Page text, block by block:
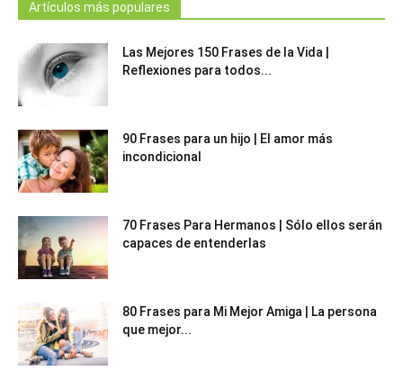
Artículos más populares
Las Mejores 150 Frases de la Vida |
Reflexiones para todos...
90 Frases para un hijo | El amor más
incondicional
70 Frases Para Hermanos | Sólo ellos serán
capaces de entenderlas
80 Frases para Mi Mejor Amiga | La persona
que mejor...